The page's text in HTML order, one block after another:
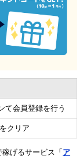
て会員登録を行う
クリア
げるサービス「 ア